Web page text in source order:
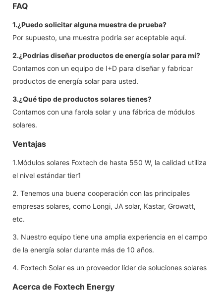
FAQ
1.¿Puedo solicitar alguna muestra de prueba?
Por supuesto, una muestra podría ser aceptable aquí.
2.¿Podrías diseñar productos de energía solar para mí?
Contamos con un equipo de I+D para diseñar y fabricar
productos de energía solar para usted.
3.¿Qué tipo de productos solares tienes?
Contamos con una farola solar y una fábrica de módulos
solares.
Ventajas
1.Módulos solares Foxtech de hasta 550 W, la calidad utiliza
el nivel estándar tier1
2. Tenemos una buena cooperación con las principales
empresas solares, como Longi, JA solar, Kastar, Growatt,
etc.
3. Nuestro equipo tiene una amplia experiencia en el campo
de la energía solar durante más de 10 años.
4. Foxtech Solar es un proveedor líder de soluciones solares
Acerca de Foxtech Energy